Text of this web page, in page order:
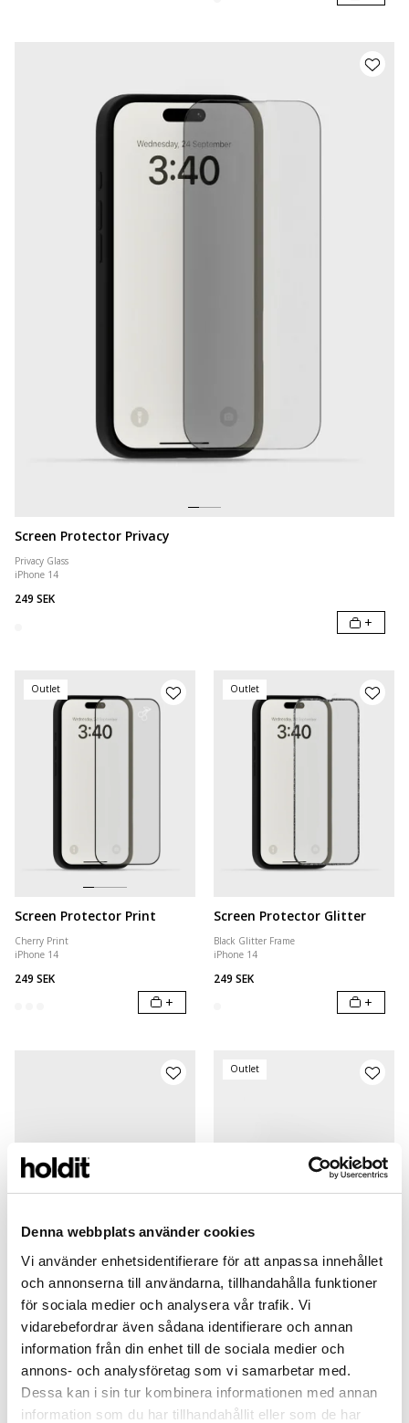
Denna webbplats använder cookies
Vi använder enhetsidentifierare för att anpassa innehållet
och annonserna till användarna, tillhandahålla funktioner
för sociala medier och analysera vår trafik. Vi
vidarebefordrar även sådana identifierare och annan
information från din enhet till de sociala medier och
annons- och analysföretag som vi samarbetar med.
Dessa kan i sin tur kombinera informationen med annan
information som du har tillhandahållit eller som de har
Screen Protector Privacy
Privacy Glass
iPhone 14
249 SEK
+
Outlet
Screen Protector Print
Cherry Print
iPhone 14
249 SEK
+
Outlet
Screen Protector Glitter
Black Glitter Frame
iPhone 14
249 SEK
+
Black Frame
iPhone 14
149 SEK
+
Outlet
Lens Protector
Silver Glitter Frame
iPhone 14
149 SEK